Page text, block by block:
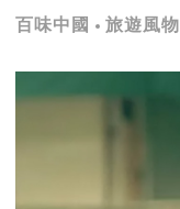
百味中國 旅遊風物